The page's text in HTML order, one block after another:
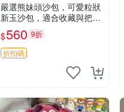
嚴選熊妹頭沙包，可愛粒狀
新玉沙包，適合收藏與把玩
熊妹 沙包 玉石
$560 9折
折扣碼